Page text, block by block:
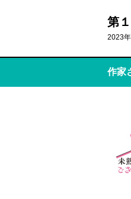
第
2023
作家